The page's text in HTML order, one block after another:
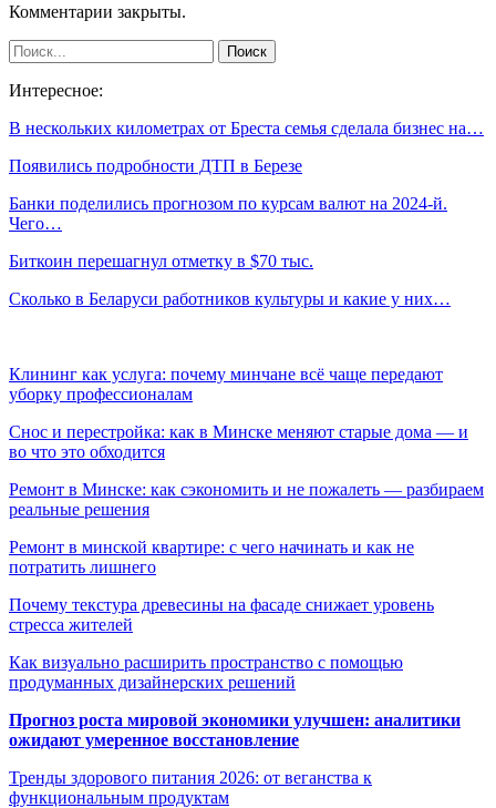
Комментарии закрыты.
Интересное:
В нескольких километрах от Бреста семья сделала бизнес на…
Появились подробности ДТП в Березе
Банки поделились прогнозом по курсам валют на 2024-й.
Чего…
Биткоин перешагнул отметку в $70 тыс.
Сколько в Беларуси работников культуры и какие у них…
Клининг как услуга: почему минчане всё чаще передают
уборку профессионалам
Снос и перестройка: как в Минске меняют старые дома — и
во что это обходится
Ремонт в Минске: как сэкономить и не пожалеть — разбираем
реальные решения
Ремонт в минской квартире: с чего начинать и как не
потратить лишнего
Почему текстура древесины на фасаде снижает уровень
стресса жителей
Как визуально расширить пространство с помощью
продуманных дизайнерских решений
Прогноз роста мировой экономики улучшен: аналитики
ожидают умеренное восстановление
Тренды здорового питания 2026: от веганства к
функциональным продуктам